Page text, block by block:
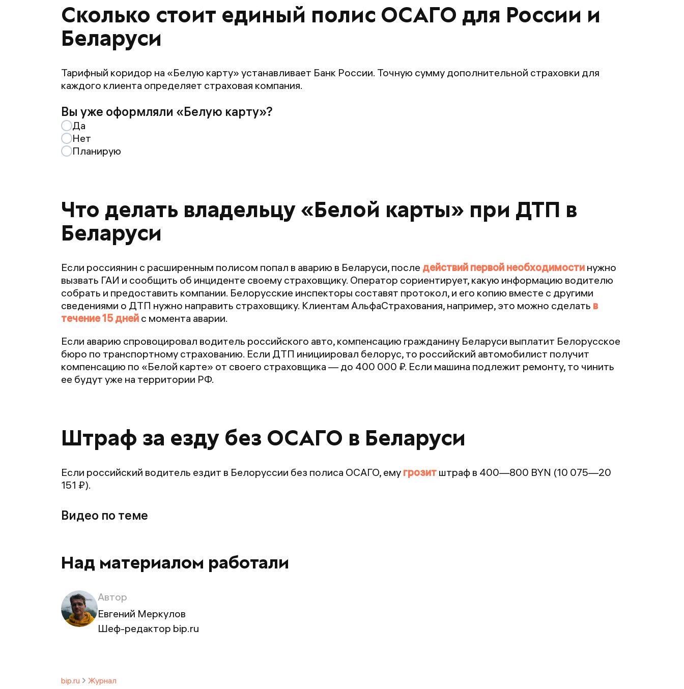
Сколько стоит единый полис ОСАГО для России и
Беларуси
Тарифный коридор на «Белую карту» устанавливает Банк России. Точную сумму дополнительной страховки для
каждого клиента определяет страховая компания.
Вы уже оформляли «Белую карту»?
Да
Нет
Планирую
Что делать владельцу «Белой карты» при ДТП в
Беларуси
Если россиянин с расширенным полисом попал в аварию в Беларуси, после действий первой необходимости нужно
вызвать ГАИ и сообщить об инциденте своему страховщику. Оператор сориентирует, какую информацию водителю
собрать и предоставить компании. Белорусские инспекторы составят протокол, и его копию вместе с другими
сведениями о ДТП нужно направить страховщику. Клиентам АльфаСтрахования, например, это можно сделать в
течение 15 дней с момента аварии.
Если аварию спровоцировал водитель российского авто, компенсацию гражданину Беларуси выплатит Белорусское
бюро по транспортному страхованию. Если ДТП инициировал белорус, то российский автомобилист получит
компенсацию по «Белой карте» от своего страховщика — до 400 000 ₽. Если машина подлежит ремонту, то чинить
ее будут уже на территории РФ.
Штраф за езду без ОСАГО в Беларуси
Если российский водитель ездит в Белоруссии без полиса ОСАГО, ему грозит штраф в 400—800 BYN (10 075—20
151 ₽).
Видео по теме
Над материалом работали
Автор
Евгений Меркулов
Шеф-редактор bip.ru
bip.ru Журнал